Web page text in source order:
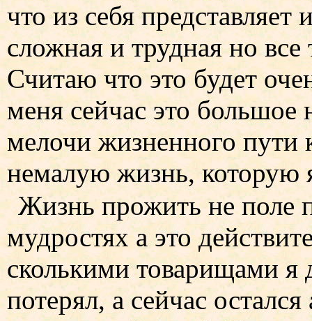
что из себя
сложная и трудная но все
Считаю что это будет
меня сейчас это большое
мелочи жизненного пути
немалую жизнь, которую
Жизнь прожить не поле
мудростях а это
сколькими товарищами
потерял, а сейчас